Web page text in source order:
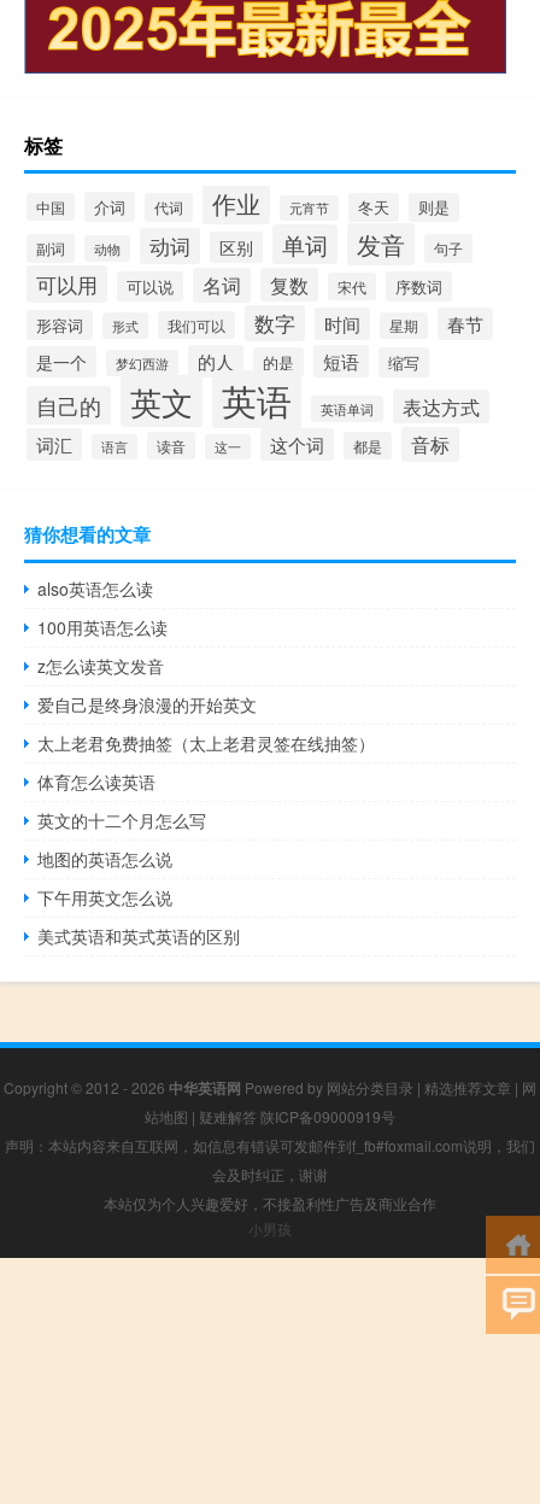
标签
中国 介词 代词 作业 元宵节 冬天
则是
副词
动物 动词 区别 单词 发音 句子
可以用 可以说 名词 复数 宋代
序数词
形容词
形式 我们可以 数字 时间 星期 春节
是一个 梦幻西游 的人 的是 短语 缩写
自己的 英文 英语 英语单词 表达方式
词汇 语言 读音 这一 这个词 都是 音标
猜你想看的文章
also英语怎么读
100用英语怎么读
z怎么读英文发音
爱自己是终身浪漫的开始英文
太上老君免费抽签（太上老君灵签在线抽签）
体育怎么读英语
英文的十二个月怎么写
地图的英语怎么说
下午用英文怎么说
美式英语和英式英语的区别
Copyright © 2012 - 2026 中华英语网 Powered by 网站分类目录 | 精选推荐文章 | 网
站地图 | 疑难解答 陕ICP备09000919号
声明：本站内容来自互联网，如信息有错误可发邮件到f_fb#foxmail.com说明，我们
会及时纠正，谢谢
本站仅为个人兴趣爱好，不接盈利性广告及商业合作
小男孩